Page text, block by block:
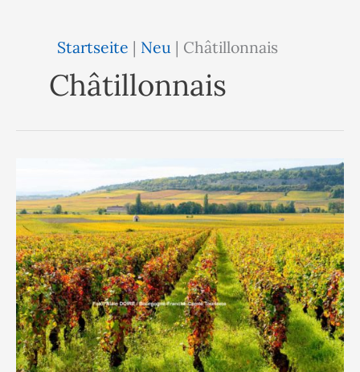
Startseite | Neu | Châtillonnais
Châtillonnais